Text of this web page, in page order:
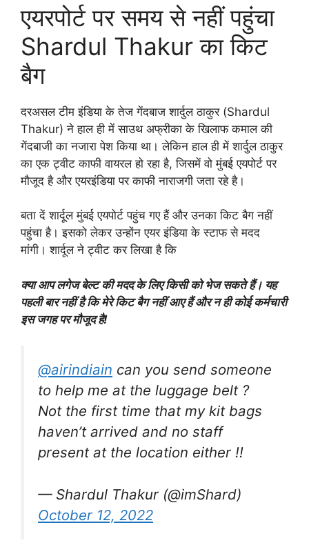
एयरपोर्ट पर समय से नहीं पहुंचा
Shardul Thakur का किट
बैग
दरअसल टीम इंडिया के तेज गेंदबाज शार्दुल ठाकुर (Shardul
Thakur) ने हाल ही में साउथ अफ्रीका के खिलाफ कमाल की
गेंदबाजी का नजारा पेश किया था। लेकिन हाल ही में शार्दुल ठाकुर
का एक ट्वीट काफी वायरल हो रहा है, जिसमें वो मुंबई एयपोर्ट पर
मौजूद है और एयरइंडिया पर काफी नाराजगी जता रहे है।
बता दें शार्दूल मुंबई एयपोर्ट पहुंच गए हैं और उनका किट बैग नहीं
पहुंचा है। इसको लेकर उन्होंन एयर इंडिया के स्टाफ से मदद
मांगी। शार्दूल ने ट्वीट कर लिखा है कि
क्या आप लगेज बेल्ट की मदद के लिए किसी को भेज सकते हैं। यह
पहली बार नहीं है कि मेरे किट बैग नहीं आए हैं और न ही कोई कर्मचारी
इस जगह पर मौजूद है!
@airindiain can you send someone
to help me at the luggage belt ?
Not the first time that my kit bags
haven’t arrived and no staff
present at the location either !!
— Shardul Thakur (@imShard)
October 12, 2022